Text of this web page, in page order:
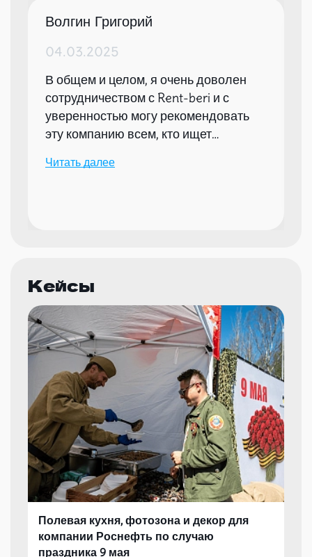
Волгин Григорий
04.03.2025
В общем и целом, я очень доволен
сотрудничеством с Rent-beri и с
уверенностью могу рекомендовать
эту компанию всем, кто ищет
мероприятий.
Читать далее
Кейсы
Полевая кухня, фотозона и декор для
компании Роснефть по случаю
праздника 9 мая